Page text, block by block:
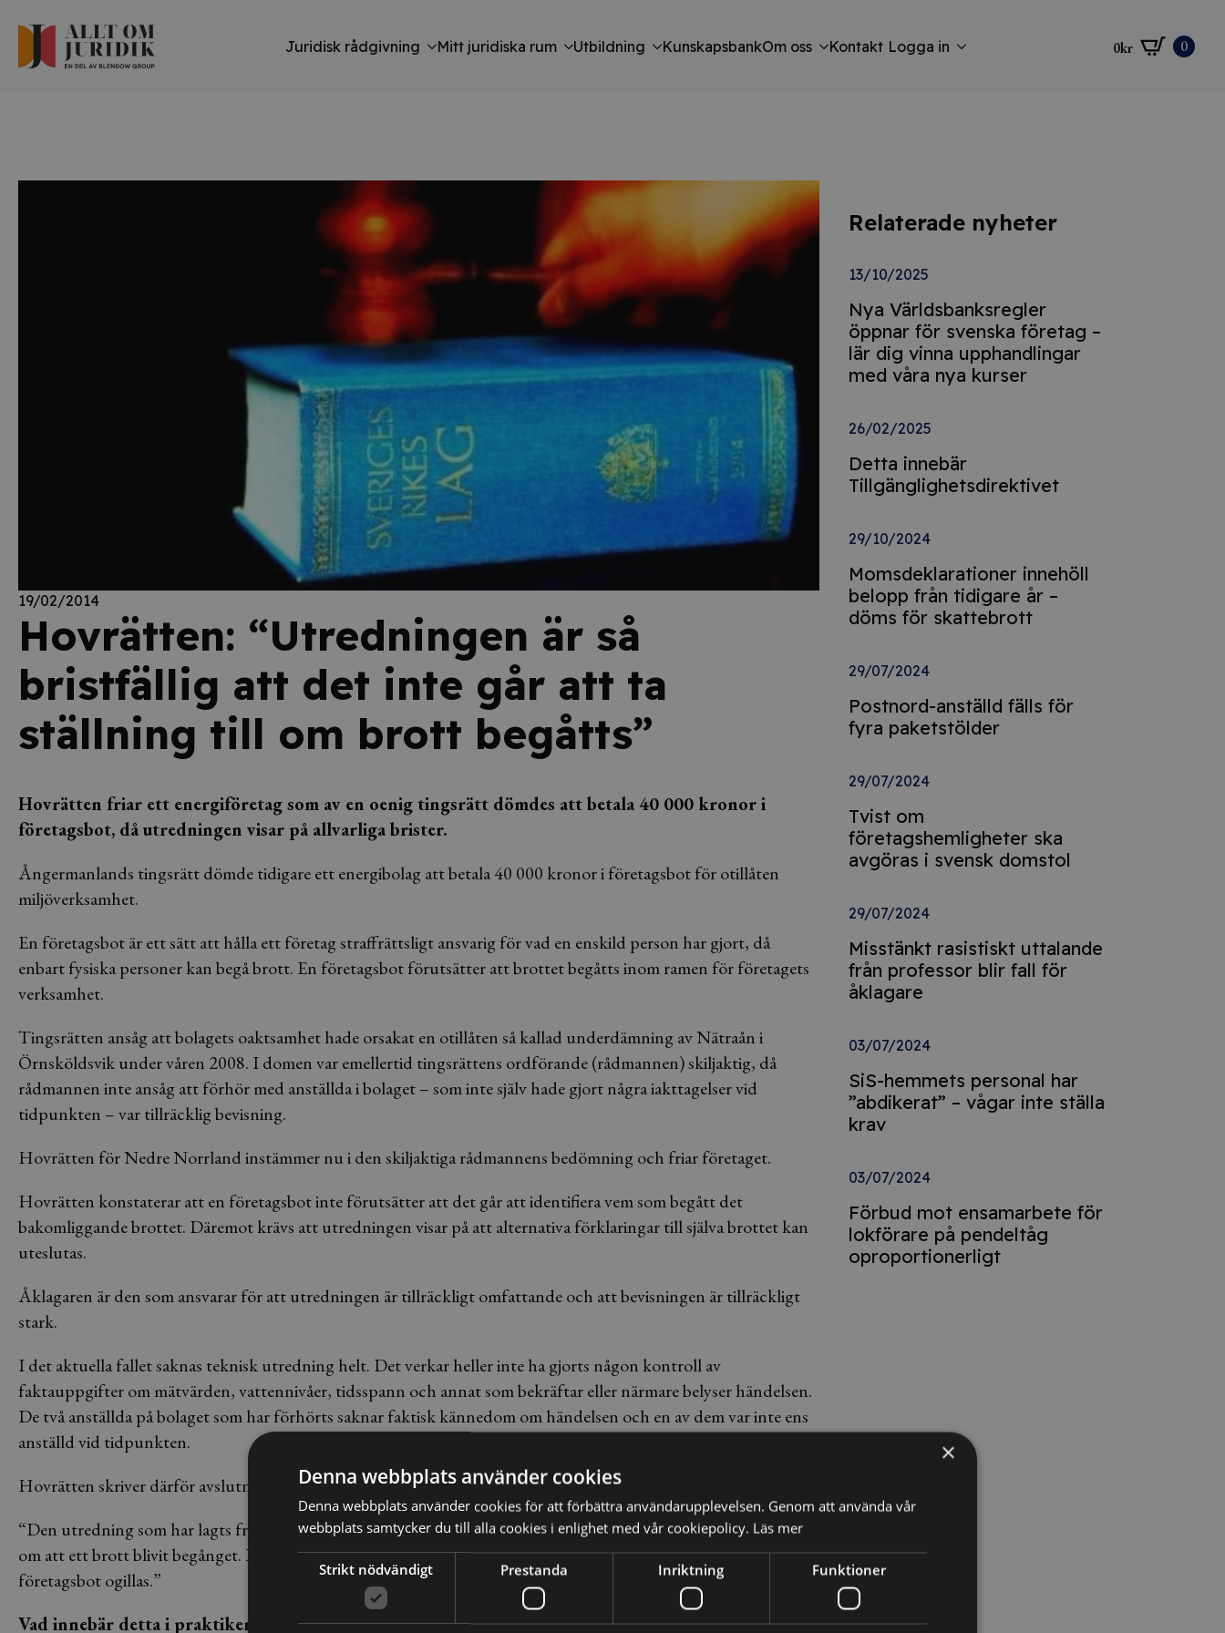
Juridisk rådgivning Mitt juridiska rum Utbildning KunskapsbankOm oss Kontakt Logga in 0kr 0
19/02/2014
Hovrätten: “Utredningen är så
bristfällig att det inte går att ta
ställning till om brott begåtts”
Hovrätten friar ett energiföretag som av en oenig tingsrätt dömdes att betala 40 000 kronor i
företagsbot, då utredningen visar på allvarliga brister.
Ångermanlands tingsrätt dömde tidigare ett energibolag att betala 40 000 kronor i företagsbot för otillåten
miljöverksamhet.
En företagsbot är ett sätt att hålla ett företag straffrättsligt ansvarig för vad en enskild person har gjort, då
enbart fysiska personer kan begå brott. En företagsbot förutsätter att brottet begåtts inom ramen för företagets
verksamhet.
Tingsrätten ansåg att bolagets oaktsamhet hade orsakat en otillåten så kallad underdämning av Nätraån i
Örnsköldsvik under våren 2008. I domen var emellertid tingsrättens ordförande (rådmannen) skiljaktig, då
rådmannen inte ansåg att förhör med anställda i bolaget – som inte själv hade gjort några iakttagelser vid
tidpunkten – var tillräcklig bevisning.
Hovrätten för Nedre Norrland instämmer nu i den skiljaktiga rådmannens bedömning och friar företaget.
Hovrätten konstaterar att en företagsbot inte förutsätter att det går att identifiera vem som begått det
bakomliggande brottet. Däremot krävs att utredningen visar på att alternativa förklaringar till själva brottet kan
uteslutas.
Åklagaren är den som ansvarar för att utredningen är tillräckligt omfattande och att bevisningen är tillräckligt
stark.
I det aktuella fallet saknas teknisk utredning helt. Det verkar heller inte ha gjorts någon kontroll av
faktauppgifter om mätvärden, vattennivåer, tidsspann och annat som bekräftar eller närmare belyser händelsen.
De två anställda på bolaget som har förhörts saknar faktisk kännedom om händelsen och en av dem var inte ens
anställd vid tidpunkten.
Hovrätten skriver därför avslutningsvis i domen:
“Den utredning som har lagts fram är så bristfällig att den inte kan grunda ett straffrättsligt ställningstagande
om att ett brott blivit begånget. Eftersom gärningen, otillåten miljöverksamhet, inte är styrkt ska talan om
företagsbot ogillas.”
Vad innebär detta i praktiken?
Relaterade nyheter
13/10/2025
Nya Världsbanksregler
öppnar för svenska företag –
lär dig vinna upphandlingar
med våra nya kurser
26/02/2025
Detta innebär
Tillgänglighetsdirektivet
29/10/2024
Momsdeklarationer innehöll
belopp från tidigare år –
döms för skattebrott
29/07/2024
Postnord-anställd fälls för
fyra paketstölder
29/07/2024
Tvist om
företagshemligheter ska
avgöras i svensk domstol
29/07/2024
Misstänkt rasistiskt uttalande
från professor blir fall för
åklagare
03/07/2024
SiS-hemmets personal har
”abdikerat” – vågar inte ställa
krav
03/07/2024
Förbud mot ensamarbete för
lokförare på pendeltåg
oproportionerligt
×
Denna webbplats använder cookies
Denna webbplats använder cookies för att förbättra användarupplevelsen. Genom att använda vår
webbplats samtycker du till alla cookies i enlighet med vår cookiepolicy. Läs mer
Strikt nödvändigt Prestanda Inriktning Funktioner